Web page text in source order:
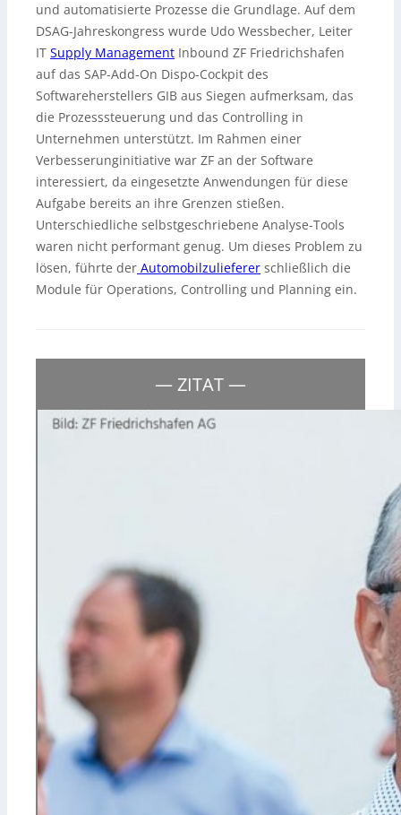
und automatisierte Prozesse die Grundlage. Auf dem
DSAG-Jahreskongress wurde Udo Wessbecher, Leiter
IT Supply Management Inbound ZF Friedrichshafen
auf das SAP-Add-On Dispo-Cockpit des
Softwareherstellers GIB aus Siegen aufmerksam, das
die Prozesssteuerung und das Controlling in
Unternehmen unterstützt. Im Rahmen einer
Verbesserunginitiative war ZF an der Software
interessiert, da eingesetzte Anwendungen für diese
Aufgabe bereits an ihre Grenzen stießen.
Unterschiedliche selbstgeschriebene Analyse-Tools
waren nicht performant genug. Um dieses Problem zu
lösen, führte der Automobilzulieferer schließlich die
Module für Operations, Controlling und Planning ein.
— ZITAT —